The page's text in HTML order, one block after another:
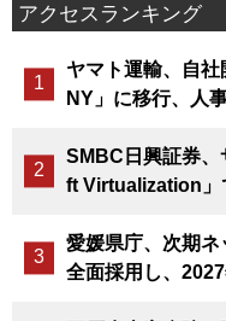
アクセスランキング
ヤマト運輸、自
NY」に移行、人
SMBC日興証券
ft Virtualization」
愛媛県庁、次期
全面採用し、